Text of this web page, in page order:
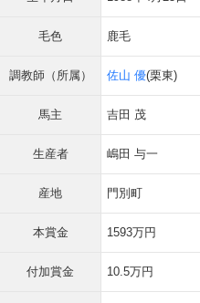
毛色 鹿毛
調教師（所属） 佐山 優(栗東)
馬主 吉田 茂
生産者 嶋田 与一
産地 門別町
本賞金 1593万円
付加賞金 10.5万円